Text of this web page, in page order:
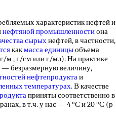
характеристик нефтей и
нефтяной промышленностиона
сырыхнефтей, в частности,
какмасса единицыобъема
м , г/см или г/мл). На практике
— безразмерную величину,
нефтепродуктаи
температурах. В качестве
приняты соответственно в
в т.ч. у нас — 4 °С и 20 °С (р